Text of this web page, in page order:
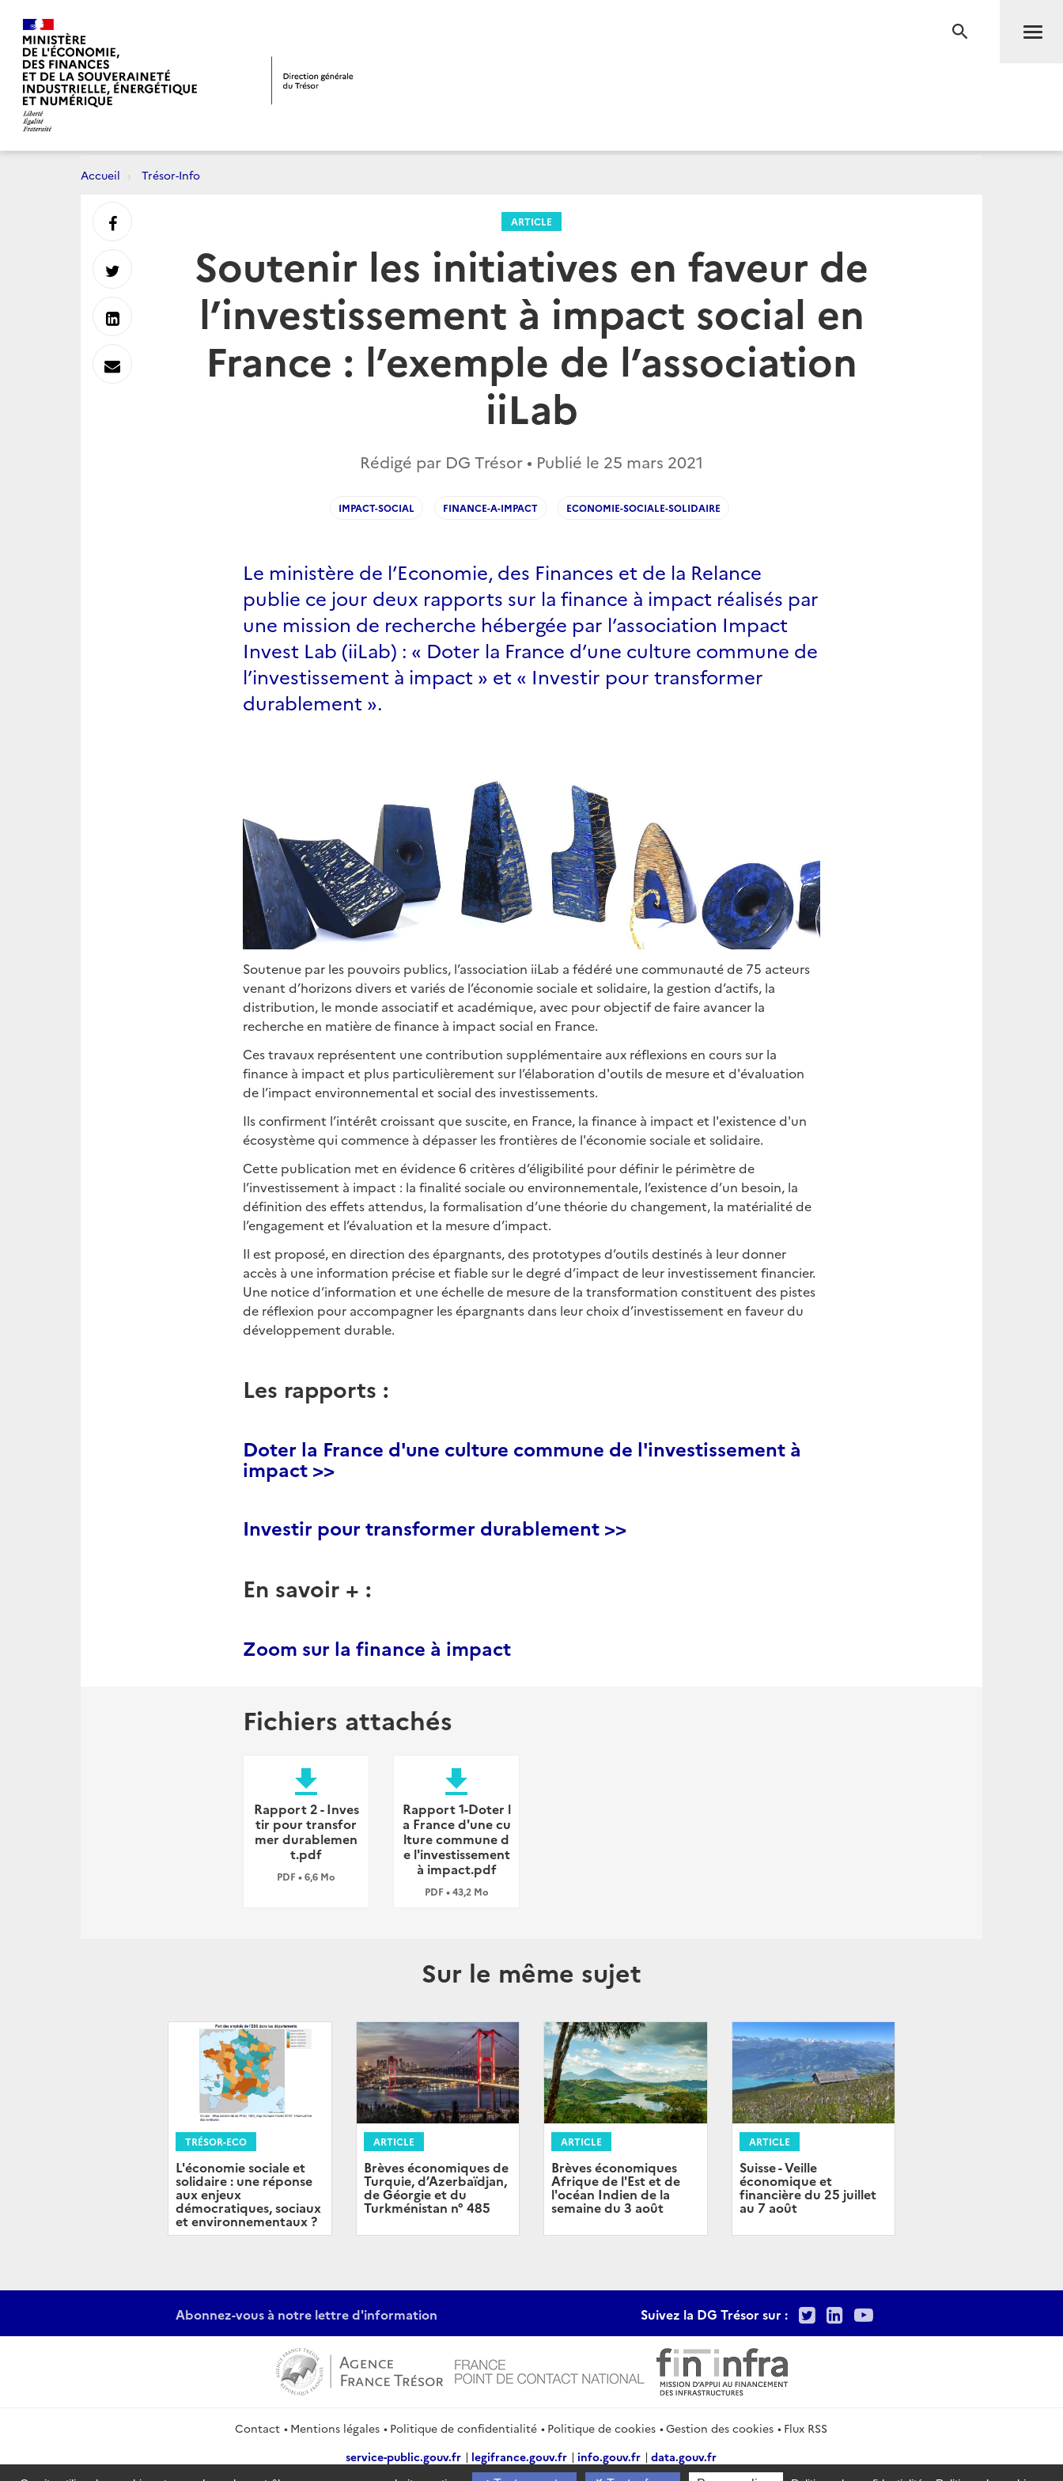
RECHERCHE
Accueil Trésor-Info
ARTICLE
Soutenir les initiatives en faveur de
l’investissement à impact social en
France : l’exemple de l’association
iiLab
Rédigé par DG Trésor • Publié le 25 mars 2021
IMPACT-SOCIAL FINANCE-A-IMPACT ECONOMIE-SOCIALE-SOLIDAIRE
Le ministère de l’Economie, des Finances et de la Relance
publie ce jour deux rapports sur la finance à impact réalisés par
une mission de recherche hébergée par l’association Impact
Invest Lab (iiLab) : « Doter la France d’une culture commune de
l’investissement à impact » et « Investir pour transformer
durablement ».
Soutenue par les pouvoirs publics, l’association iiLab a fédéré une communauté de 75 acteurs
venant d’horizons divers et variés de l’économie sociale et solidaire, la gestion d’actifs, la
distribution, le monde associatif et académique, avec pour objectif de faire avancer la
recherche en matière de finance à impact social en France.
Ces travaux représentent une contribution supplémentaire aux réflexions en cours sur la
finance à impact et plus particulièrement sur l’élaboration d'outils de mesure et d'évaluation
de l’impact environnemental et social des investissements.
Ils confirment l’intérêt croissant que suscite, en France, la finance à impact et l'existence d'un
écosystème qui commence à dépasser les frontières de l'économie sociale et solidaire.
Cette publication met en évidence 6 critères d’éligibilité pour définir le périmètre de
l’investissement à impact : la finalité sociale ou environnementale, l’existence d’un besoin, la
définition des effets attendus, la formalisation d’une théorie du changement, la matérialité de
l’engagement et l’évaluation et la mesure d’impact.
Il est proposé, en direction des épargnants, des prototypes d’outils destinés à leur donner
accès à une information précise et fiable sur le degré d’impact de leur investissement financier.
Une notice d’information et une échelle de mesure de la transformation constituent des pistes
de réflexion pour accompagner les épargnants dans leur choix d’investissement en faveur du
développement durable.
Les rapports :
Doter la France d'une culture commune de l'investissement à
impact >>
Investir pour transformer durablement >>
En savoir + :
Zoom sur la finance à impact
Fichiers attachés
file_download
Rapport 2 - Inves
tir pour transfor
mer durablemen
t.pdf
PDF • 6,6 Mo
file_download
Rapport 1-Doter l
a France d'une cu
lture commune d
e l'investissement
à impact.pdf
PDF • 43,2 Mo
Sur le même sujet
TRÉSOR-ECO
L'économie sociale et
solidaire : une réponse
aux enjeux
démocratiques, sociaux
et environnementaux ?
ARTICLE
Brèves économiques de
Turquie, d’Azerbaïdjan,
de Géorgie et du
Turkménistan n° 485
ARTICLE
Brèves économiques
Afrique de l'Est et de
l'océan Indien de la
semaine du 3 août
ARTICLE
Suisse - Veille
économique et
financière du 25 juillet
au 7 août
Partager
sur
Partager
sur
Partager
sur
Envoyer
Abonnez-vous à notre lettre d'information Suivez la DG Trésor sur : TwitterLinkedIn
Youtube
Contact Mentions légales Politique de confidentialité Politique de cookies Gestion des cookies
Flux RSS
service-public.gouv.fr
legifrance.gouv.fr info.gouv.fr
data.gouv.fr